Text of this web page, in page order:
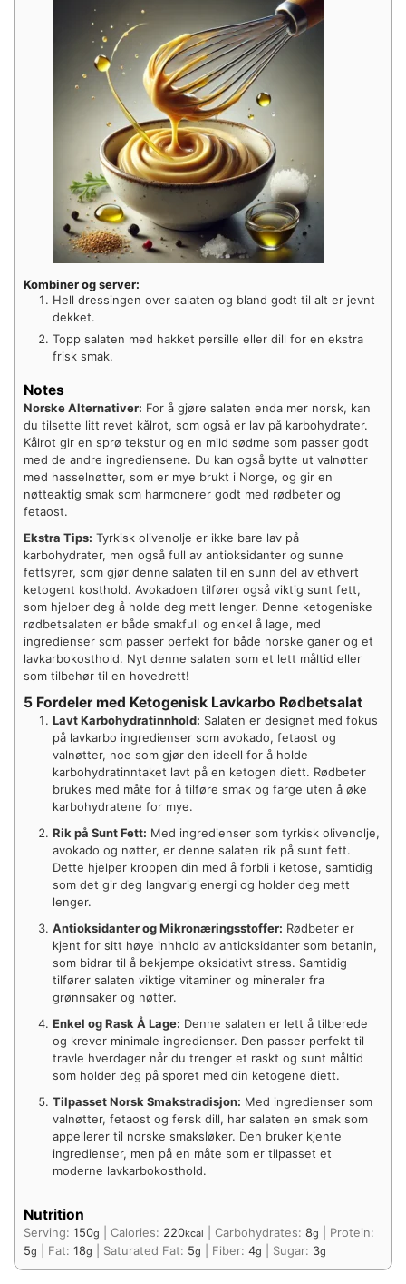
Kombiner og server:
Hell dressingen over salaten og bland godt til alt er jevnt
dekket.
Topp salaten med hakket persille eller dill for en ekstra
frisk smak.
Notes
Norske Alternativer: For å gjøre salaten enda mer norsk, kan
du tilsette litt revet kålrot, som også er lav på karbohydrater.
Kålrot gir en sprø tekstur og en mild sødme som passer godt
med de andre ingrediensene. Du kan også bytte ut valnøtter
med hasselnøtter, som er mye brukt i Norge, og gir en
nøtteaktig smak som harmonerer godt med rødbeter og
fetaost.
Ekstra Tips: Tyrkisk olivenolje er ikke bare lav på
karbohydrater, men også full av antioksidanter og sunne
fettsyrer, som gjør denne salaten til en sunn del av ethvert
ketogent kosthold. Avokadoen tilfører også viktig sunt fett,
som hjelper deg å holde deg mett lenger. Denne ketogeniske
rødbetsalaten er både smakfull og enkel å lage, med
ingredienser som passer perfekt for både norske ganer og et
lavkarbokosthold. Nyt denne salaten som et lett måltid eller
som tilbehør til en hovedrett!
5 Fordeler med Ketogenisk Lavkarbo Rødbetsalat
Lavt Karbohydratinnhold: Salaten er designet med fokus
på lavkarbo ingredienser som avokado, fetaost og
valnøtter, noe som gjør den ideell for å holde
karbohydratinntaket lavt på en ketogen diett. Rødbeter
brukes med måte for å tilføre smak og farge uten å øke
karbohydratene for mye.
Rik på Sunt Fett: Med ingredienser som tyrkisk olivenolje,
avokado og nøtter, er denne salaten rik på sunt fett.
Dette hjelper kroppen din med å forbli i ketose, samtidig
som det gir deg langvarig energi og holder deg mett
lenger.
Antioksidanter og Mikronæringsstoffer: Rødbeter er
kjent for sitt høye innhold av antioksidanter som betanin,
som bidrar til å bekjempe oksidativt stress. Samtidig
tilfører salaten viktige vitaminer og mineraler fra
grønnsaker og nøtter.
Enkel og Rask Å Lage: Denne salaten er lett å tilberede
og krever minimale ingredienser. Den passer perfekt til
travle hverdager når du trenger et raskt og sunt måltid
som holder deg på sporet med din ketogene diett.
Tilpasset Norsk Smakstradisjon: Med ingredienser som
valnøtter, fetaost og fersk dill, har salaten en smak som
appellerer til norske smaksløker. Den bruker kjente
ingredienser, men på en måte som er tilpasset et
moderne lavkarbokosthold.
Nutrition
Serving: 150g Calories: 220kcal Carbohydrates: 8g
Protein:
5g Fat: 18g Saturated Fat: 5g Fiber: 4g Sugar: 3g